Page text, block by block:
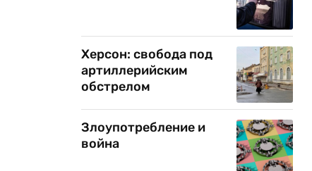
Херсон: свобода под
артиллерийским
обстрелом
Злоупотребление и
война